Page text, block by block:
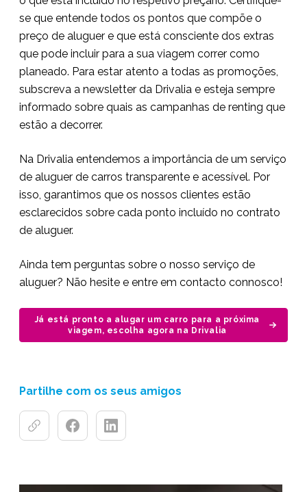
Partilhe com os seus amigos
se que entende todos os pontos que compõe o
preço de aluguer e que está consciente dos extras
que pode incluir para a sua viagem correr como
planeado. Para estar atento a todas as promoções,
subscreva a newsletter da Drivalia e esteja sempre
informado sobre quais as campanhas de renting que
estão a decorrer.
Na Drivalia entendemos a importância de um serviço
de aluguer de carros transparente e acessível. Por
isso, garantimos que os nossos clientes estão
esclarecidos sobre cada ponto incluído no contrato
de aluguer.
Ainda tem perguntas sobre o nosso serviço de
aluguer? Não hesite e entre em contacto connosco!
Já está pronto a alugar um carro para a próxima
viagem, escolha agora na Drivalia